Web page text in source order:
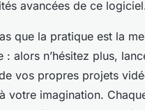
avancées de ce
que la pratique est la
: alors n’hésitez plus,
vos propres projets
votre imagination.